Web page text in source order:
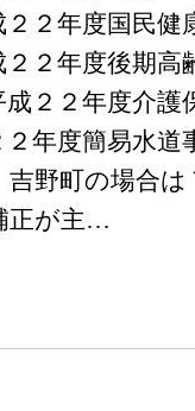
２年度国民健
２年度後期高
２２年度介護
２年度簡易水
吉野町の場合
正が主…